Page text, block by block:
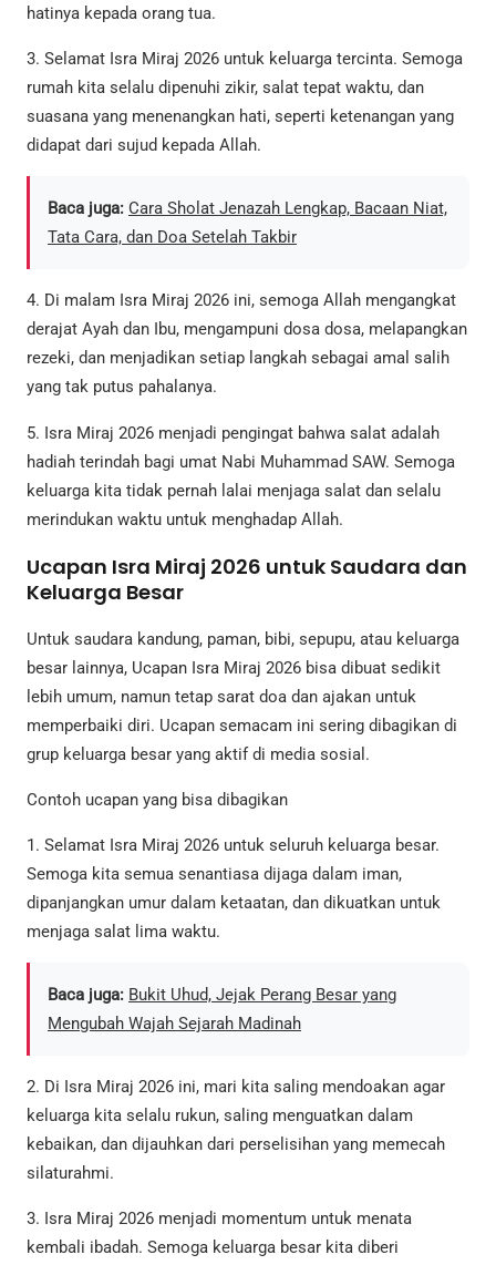
hatinya kepada orang tua.
3. Selamat Isra Miraj 2026 untuk keluarga tercinta. Semoga
rumah kita selalu dipenuhi zikir, salat tepat waktu, dan
suasana yang menenangkan hati, seperti ketenangan yang
didapat dari sujud kepada Allah.
Baca juga: Cara Sholat Jenazah Lengkap, Bacaan Niat,
Tata Cara, dan Doa Setelah Takbir
4. Di malam Isra Miraj 2026 ini, semoga Allah mengangkat
derajat Ayah dan Ibu, mengampuni dosa dosa, melapangkan
rezeki, dan menjadikan setiap langkah sebagai amal salih
yang tak putus pahalanya.
5. Isra Miraj 2026 menjadi pengingat bahwa salat adalah
hadiah terindah bagi umat Nabi Muhammad SAW. Semoga
keluarga kita tidak pernah lalai menjaga salat dan selalu
merindukan waktu untuk menghadap Allah.
Ucapan Isra Miraj 2026 untuk Saudara dan
Keluarga Besar
Untuk saudara kandung, paman, bibi, sepupu, atau keluarga
besar lainnya, Ucapan Isra Miraj 2026 bisa dibuat sedikit
lebih umum, namun tetap sarat doa dan ajakan untuk
memperbaiki diri. Ucapan semacam ini sering dibagikan di
grup keluarga besar yang aktif di media sosial.
Contoh ucapan yang bisa dibagikan
1. Selamat Isra Miraj 2026 untuk seluruh keluarga besar.
Semoga kita semua senantiasa dijaga dalam iman,
dipanjangkan umur dalam ketaatan, dan dikuatkan untuk
menjaga salat lima waktu.
Baca juga: Bukit Uhud, Jejak Perang Besar yang
Mengubah Wajah Sejarah Madinah
2. Di Isra Miraj 2026 ini, mari kita saling mendoakan agar
keluarga kita selalu rukun, saling menguatkan dalam
kebaikan, dan dijauhkan dari perselisihan yang memecah
silaturahmi.
3. Isra Miraj 2026 menjadi momentum untuk menata
kembali ibadah. Semoga keluarga besar kita diberi